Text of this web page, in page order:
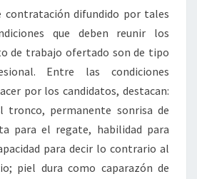
contratación difundido por tales
que deben reunir los
de trabajo ofertado son de tipo
Entre las condiciones
por los candidatos, destacan:
tronco, permanente sonrisa de
para el regate, habilidad para
para decir lo contrario al
piel dura como caparazón de